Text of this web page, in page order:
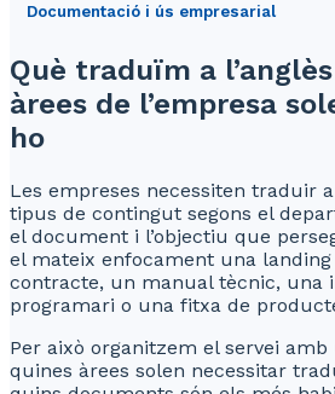
Documentació i ús empresarial
Què traduïm a
àrees de l’empresa
ho
Les empreses necessiten traduir
tipus de contingut segons el
el document i l’objectiu que
el mateix enfocament una
contracte, un manual tècnic, una
programari o una fitxa de
Per això organitzem el servei
quines àrees solen necessitar